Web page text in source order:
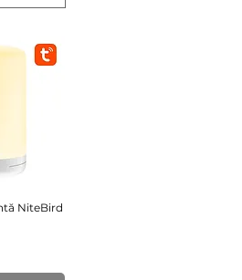
NiteBird